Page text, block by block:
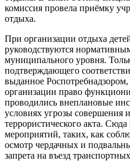
комиссия провела приёмку
отдыха.
При организации отдыха
руководствуются
муниципального уровня.
подтверждающего
выданное
организации право
проводились внеплановые
условиях угрозы совершения
террористического акта.
мероприятий, таких, как
осмотр чердачных и
запрета на въезд